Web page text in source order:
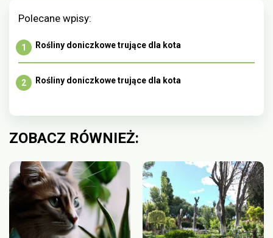
Polecane wpisy:
Rośliny doniczkowe trujące dla kota
Rośliny doniczkowe trujące dla kota
ZOBACZ RÓWNIEŻ: